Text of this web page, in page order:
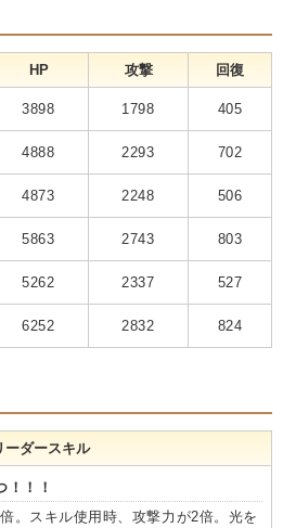
HP 攻撃 回復
3898 1798 405
4888 2293 702
4873 2248 506
5863 2743 803
5262 2337 527
6252 2832 824
ーダースキル
！！！
。スキル使用時、攻撃力が2倍。光を